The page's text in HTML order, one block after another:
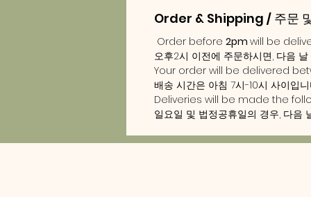
Order & Shipping / 주문
Order before 2pm will be
오후2시 이전에 주문하시면, 다음
Your order will be delivered
배송 시간은 아침 7시-10시 사이입니
Deliveries will be made the
일요일 및 법정공휴일의 경우, 다음